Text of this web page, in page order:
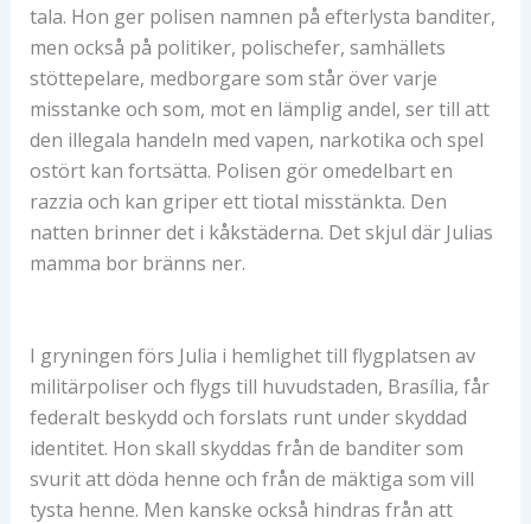
tala. Hon ger polisen namnen på efterlysta banditer,
men också på politiker, polischefer, samhällets
stöttepelare, medborgare som står över varje
misstanke och som, mot en lämplig andel, ser till att
den illegala handeln med vapen, narkotika och spel
ostört kan fortsätta. Polisen gör omedelbart en
razzia och kan griper ett tiotal misstänkta. Den
natten brinner det i kåkstäderna. Det skjul där Julias
mamma bor bränns ner.
I gryningen förs Julia i hemlighet till flygplatsen av
militärpoliser och flygs till huvudstaden, Brasília, får
federalt beskydd och forslats runt under skyddad
identitet. Hon skall skyddas från de banditer som
svurit att döda henne och från de mäktiga som vill
tysta henne. Men kanske också hindras från att